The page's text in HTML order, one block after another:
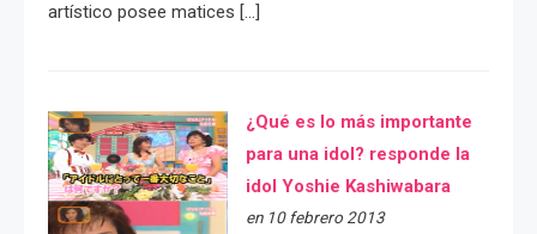
artístico posee matices […]
¿Qué es lo más importante
para una idol? responde la
idol Yoshie Kashiwabara
en 10 febrero 2013